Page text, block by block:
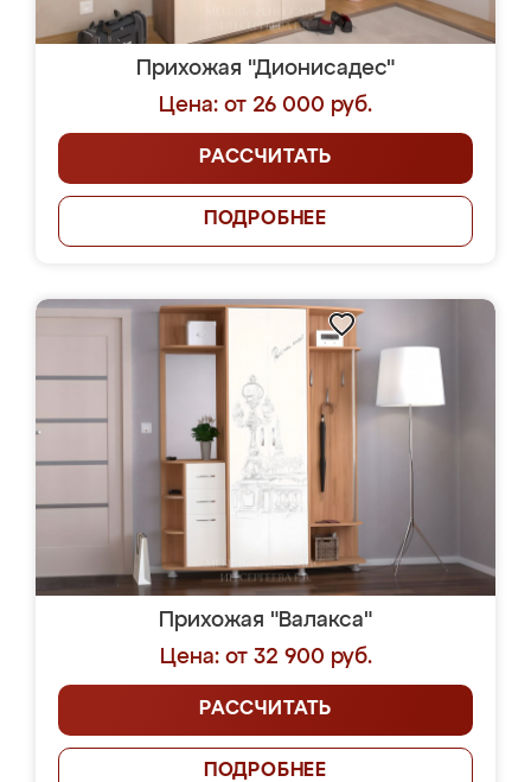
Прихожая "Дионисадес"
Цена: от 26 000 руб.
РАССЧИТАТЬ
ПОДРОБНЕЕ
Прихожая "Валакса"
Цена: от 32 900 руб.
РАССЧИТАТЬ
ПОДРОБНЕЕ